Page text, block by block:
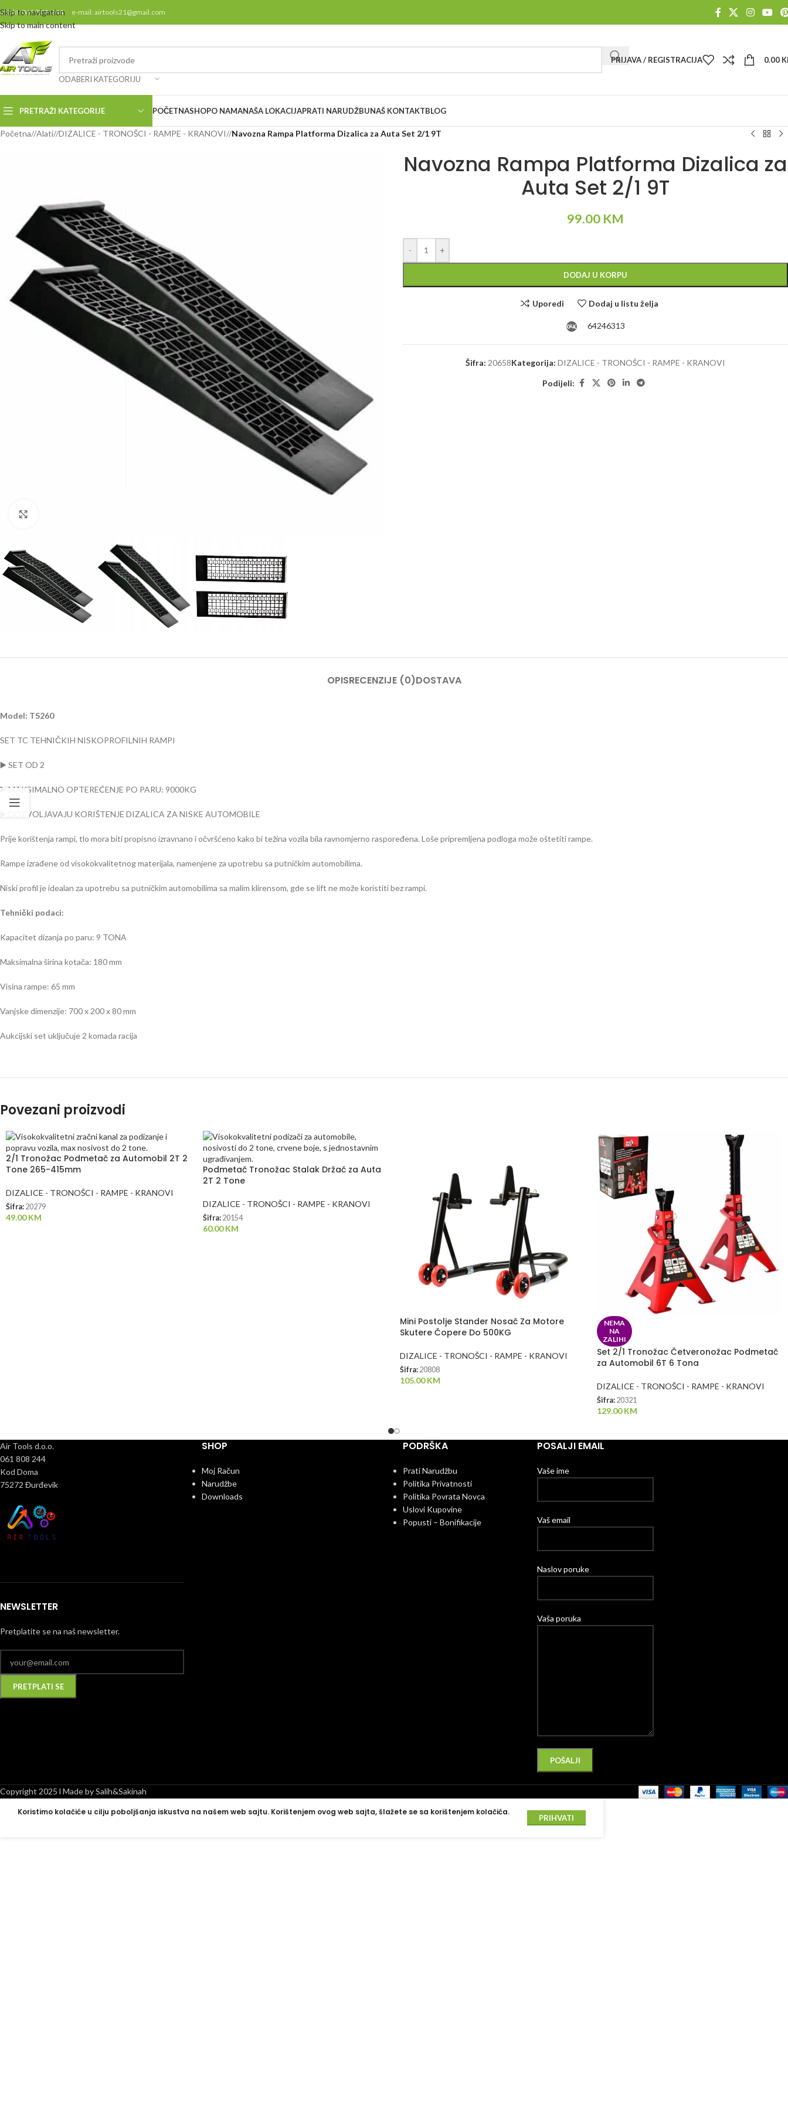
Skip to navigation
Skip to main content
061/808-244 e-mail: airtools21@gmail.com
ODABERI KATEGORIJU
PRIJAVA / REGISTRACIJA 0.00
PRETRAŽI KATEGORIJE POČETNASHOPO NAMANAŠA LOKACIJAPRATI NARUDŽBUNAŠ KONTAKTBLOG
Početna/ Alati/ DIZALICE - TRONOŠCI - RAMPE - KRANOVI/ Navozna Rampa Platforma Dizalica za Auta Set 2/1 9T
Navozna Rampa Platforma Dizalica za
Auta Set 2/1 9T
99.00 KM
- +
DODAJ U KORPU
Uporedi Dodaj u listu želja
64246313
Šifra: 20658Kategorija: DIZALICE - TRONOŠCI - RAMPE - KRANOVI
Podijeli:
OPISRECENZIJE (0)DOSTAVA
Model: TS260
SET TC TEHNIČKIH NISKOPROFILNIH RAMPI
▶️ SET OD 2
▶️ MAKSIMALNO OPTEREĆENJE PO PARU: 9000KG
▶️ DOZVOLJAVAJU KORIŠTENJE DIZALICA ZA NISKE AUTOMOBILE
Prije korištenja rampi, tlo mora biti propisno izravnano i očvršćeno kako bi težina vozila bila ravnomjerno raspoređena. Loše pripremljena podloga može oštetiti rampe.
Rampe izrađene od visokokvalitetnog materijala, namenjene za upotrebu sa putničkim automobilima.
Niski profil je idealan za upotrebu sa putničkim automobilima sa malim klirensom, gde se lift ne može koristiti bez rampi.
Tehnički podaci:
Kapacitet dizanja po paru: 9 TONA
Maksimalna širina kotača: 180 mm
Visina rampe: 65 mm
Vanjske dimenzije: 700 x 200 x 80 mm
Aukcijski set uključuje 2 komada racija
Povezani proizvodi
2/1 Tronožac Podmetač za Automobil 2T 2
Tone 265-415mm
DIZALICE - TRONOŠCI - RAMPE - KRANOVI
Šifra: 20279
49.00KM
Podmetač Tronožac Stalak Držač za Auta
2T 2 Tone
DIZALICE - TRONOŠCI - RAMPE - KRANOVI
Šifra: 20154
60.00KM
Mini Postolje Stander Nosač Za Motore
Skutere Čopere Do 500KG
DIZALICE - TRONOŠCI - RAMPE - KRANOVI
Šifra: 20808
105.00KM
NEMA
NA
ZALIHI
Set 2/1 Tronožac Četveronožac Podmetač
za Automobil 6T 6 Tona
DIZALICE - TRONOŠCI - RAMPE - KRANOVI
Šifra: 20321
129.00KM
Air Tools d.o.o.
061 808 244
Kod Doma
75272 Đurđevik
NEWSLETTER
Pretplatite se na naš newsletter.
SHOP
Moj Račun
Narudžbe
Downloads
PODRŠKA
Prati Narudžbu
Politika Privatnosti
Politika Povrata Novca
Uslovi Kupovine
Popusti – Bonifikacije
POSALJI EMAIL
Vaše ime
Vaš email
Naslov poruke
Vaša poruka
Copyright 2025 l Made by Salih&Sakinah
Koristimo kolačiće u cilju poboljšanja iskustva na našem web sajtu. Korištenjem ovog web sajta, šlažete se sa korištenjem kolačića.
PRIHVATI